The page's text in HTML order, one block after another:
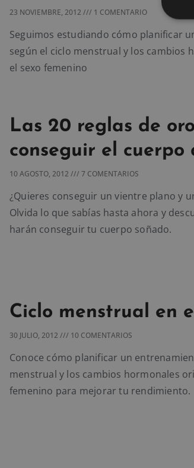
23 NOVIEMBRE, 2012 1 COMENTARIO
Seguimos estudiando cómo planificar
según el ciclo menstrual y los cambios
el sexo femenino
Las 20 reglas de
conseguir el cuerpo
10 AGOSTO, 2012 7 COMENTARIOS
¿Quieres conseguir un vientre plano y
Olvida lo que sabías hasta ahora y
harán conseguir tu cuerpo soñado.
Ciclo menstrual en
30 JULIO, 2012 10 COMENTARIOS
Conoce cómo planificar un
menstrual y los cambios hormonales
femenino para mejorar tu rendimiento.